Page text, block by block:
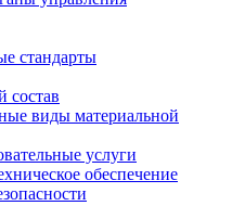
стандарты
состав
виды материальной
услуги
обеспечение